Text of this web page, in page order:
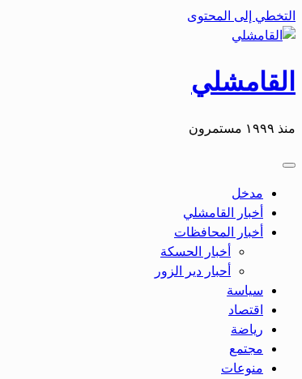
التخطي إلى المحتوى
القامشلي
منذ ١٩٩٩ مستمرون
مدخل
أخبار القامشلي
أخبار المحافظات
أخبار الحسكة
أحبار دير الزور
سياسة
اقتصاد
رياضة
مجتمع
منوعات